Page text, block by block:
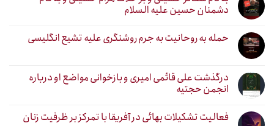
دشمنان حسین علیه السلام
حمله به روحانیت به جرم روشنگری علیه تشیع انگلیسی
درگذشت علی قائمی امیری و بازخوانی مواضع او درباره
انجمن حجتیه
فعالیت تشکیلات بهائی در آفریقا با تمرکز بر ظرفیت زنان